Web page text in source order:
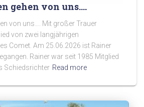
gehen von uns….
von uns…. Mit großer Trauer
von zwei langjährigen
Comet. Am 25.06.2026 ist Rainer
Rainer war seit 1985 Mitglied
Schiedsrichter Read more